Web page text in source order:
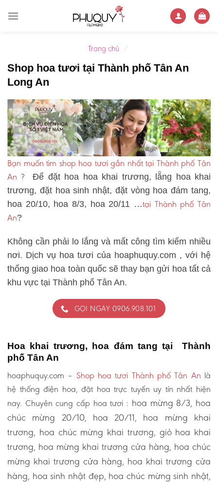
Trang chủ /
Shop hoa tươi tại Thành phố Tân An
Long An
Bạn muốn tìm shop hoa tươi gần nhất tại Thành phố Tân
An ? Để đặt hoa hoa khai trương, lẵng hoa khai
trương, đặt hoa sinh nhật, đặt vòng hoa đám tang,
hoa 20/10, hoa 8/3, hoa 20/11 …tại Thành phố Tân
An?
Không cần phải lo lắng và mất công tìm kiếm nhiều
nơi. Dịch vụ hoa tươi của hoaphuquy.com , với hệ
thống giao hoa toàn quốc sẽ thay bạn gửi hoa tất cả
khu vực tại Thành phố Tân An.
GỌI NGAY 0906.908.101
Hoa khai trương, hoa đám tang tại Thành
phố Tân An
hoaphuquy.com – Shop hoa tươi Thành phố Tân An là
hệ thống điện hoa, đặt hoa trực tuyến uy tín nhất hiện
nay. Chuyên cung cấp hoa tươi : hoa mừng 8/3, hoa
chúc mừng 20/10, hoa 20/11, hoa mừng khai
trương, hoa chúc mừng khai trương, giỏ hoa khai
trương, hoa mừng khai trương cửa hàng, hoa chúc
mừng khai trương cửa hàng, hoa khai trương cửa
hàng, hoa sinh nhật đẹp, hoa chúc mừng sinh nhật,